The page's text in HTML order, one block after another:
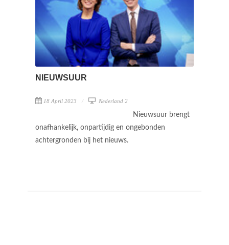
NIEUWSUUR
18 April 2023 Nederland 2
Nieuwsuur brengt
onafhankelijk, onpartijdig en ongebonden
achtergronden bij het nieuws.